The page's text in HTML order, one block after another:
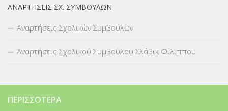
ΑΝΑΡΤΉΣΕΙΣ ΣΧ. ΣΥΜΒΟΎΛΩΝ
Αναρτήσεις Σχολικών Συμβούλων
Αναρτήσεις Σχολικού Συμβούλου Σλάβικ Φίλιππου
ΠΕΡΙΣΣΌΤΕΡΑ